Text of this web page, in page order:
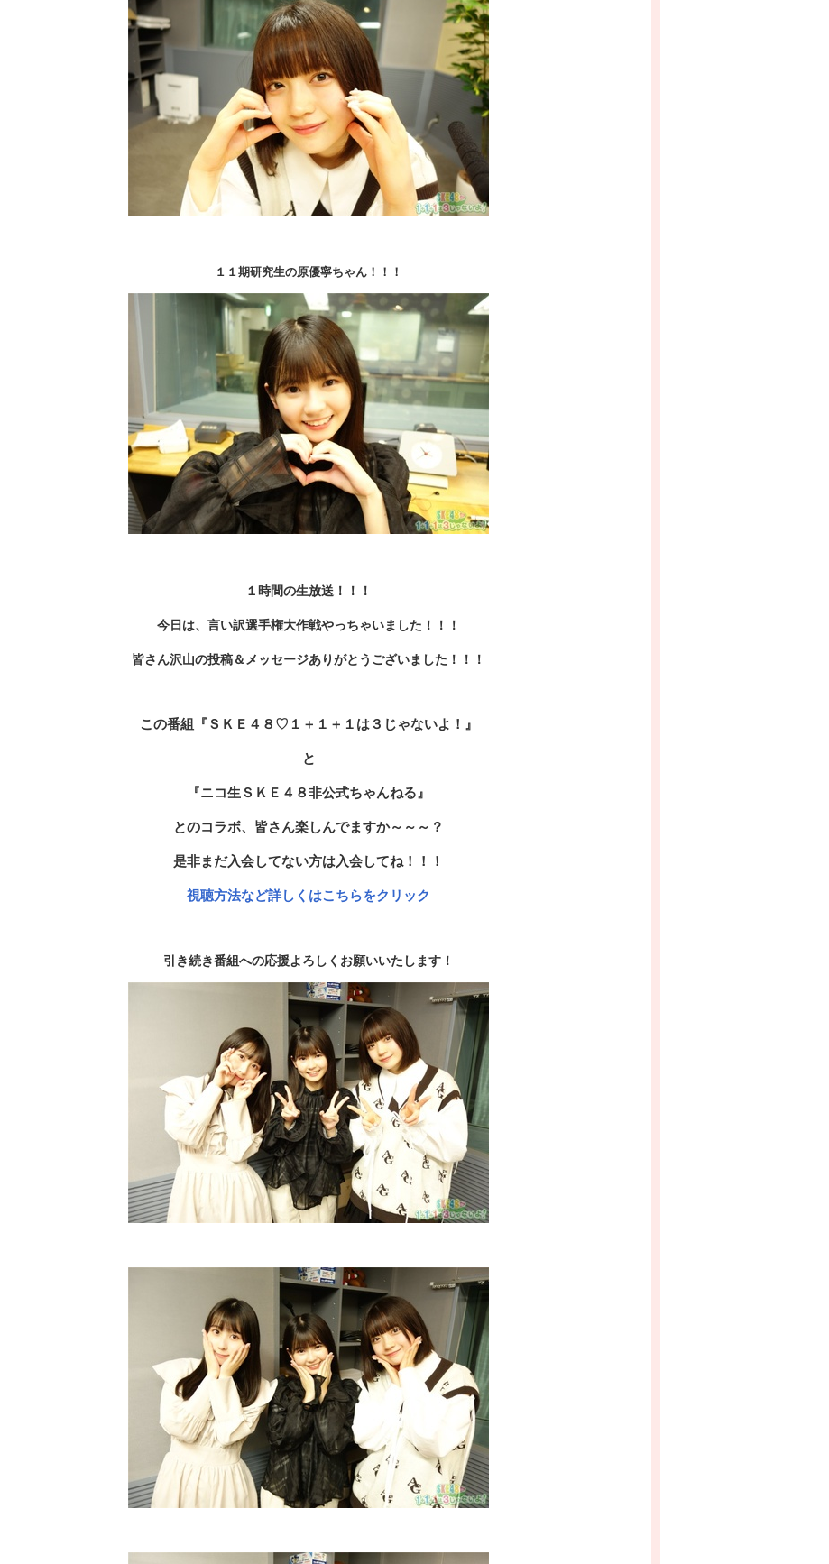
１１期研究生の原優寧ちゃん！！！
１時間の生放送！！！
今日は、言い訳選手権大作戦やっちゃいました！！！
皆さん沢山の投稿＆メッセージありがとうございました！！！
この番組『 ＳＫＥ４８♡１＋１＋１は３じゃないよ！』
と
『ニコ生ＳＫＥ４８非公式ちゃんねる』
とのコラボ、皆さん楽しんでますか～～～？
是非まだ入会してない方は入会してね！！！
視聴方法など詳しくはこちらをクリック
引き続き番組への応援よろしくお願いいたします！